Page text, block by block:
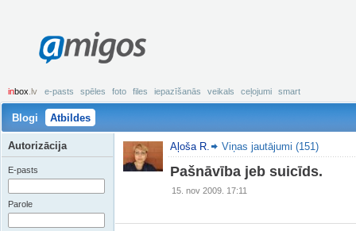
amigos
inbox .lv e-pasts spēles foto files iepazīšanās veikals ceļojumi smart
Blogi Atbildes
Aļoša R. Viņas jautājumi (151)
Pašnāvība jeb suicīds.
15. nov 2009. 17:11
Autorizācija
E-pasts
Parole